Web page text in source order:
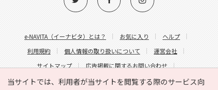
当サイトでは、利用者が当サイトを閲覧する際のサービス向
e-NAVITA（イーナビタ）とは？ お気に入り
ヘルプ
利用規約
個人情報の取り扱いについて
運営会社
サイトマップ
広告掲載に関するお問い合わせ
サイトの内容に関するお問い合わせ